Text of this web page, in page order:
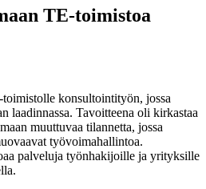
TE-toimistoa
konsultointityön, jossa
laadinnassa. Tavoitteena oli kirkastaa
muuttuvaa tilannetta, jossa
työvoimahallintoa.
palveluja työnhakijoille ja yrityksille